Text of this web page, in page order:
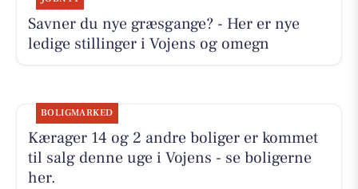
Savner du nye græsgange? - Her er nye
ledige stillinger i Vojens og omegn
BOLIGMARKED
Kærager 14 og 2 andre boliger er kommet
til salg denne uge i Vojens - se boligerne
her.